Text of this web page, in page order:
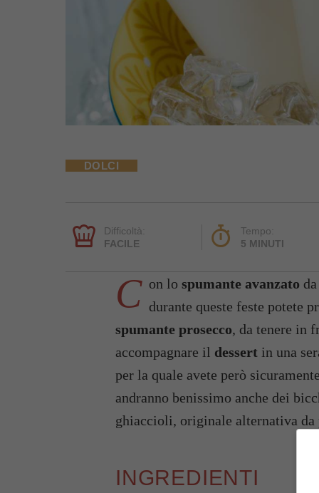
DOLCI
Difficoltà:
FACILE
Tempo:
5 MINUTI
C on lo spumante avanzato
durante queste feste potete
spumante prosecco, da tenere in
accompagnare il dessert in una
per la quale avete però
andranno benissimo anche dei
ghiaccioli, originale alternativa da
INGREDIENTI